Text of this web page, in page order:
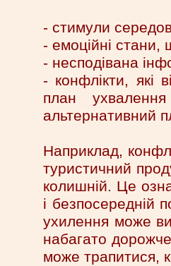
- стимули
- емоційні стани,
- несподівана
- конфлікти, які
план
альтернативний
Наприклад,
туристичний
колишній. Це
і безпосередній
ухилення може
набагато
може трапитися,